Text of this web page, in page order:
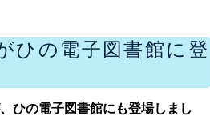
ひの電子図書館に登
ひの電子図書館にも登場しまし